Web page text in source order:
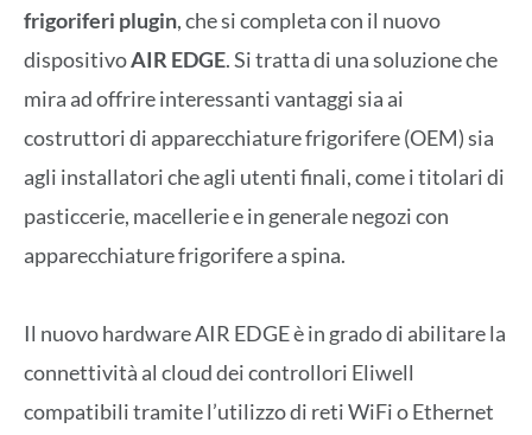
frigoriferi plugin, che si completa con il nuovo
dispositivoAIR EDGE. Si tratta di una soluzione che
mira ad offrire interessanti vantaggi sia ai
costruttori di apparecchiature frigorifere (OEM) sia
agli installatori che agli utenti finali, come i titolari di
pasticcerie, macellerie e in generale negozi con
apparecchiature frigorifere a spina.
Il nuovo hardware AIR EDGE è in grado di abilitare la
connettività al cloud dei controllori Eliwell
compatibili tramite l’utilizzo di reti WiFi o Ethernet